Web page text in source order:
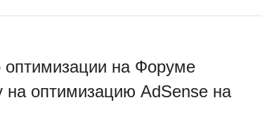
оптимизации на Форуме
на оптимизацию AdSense на